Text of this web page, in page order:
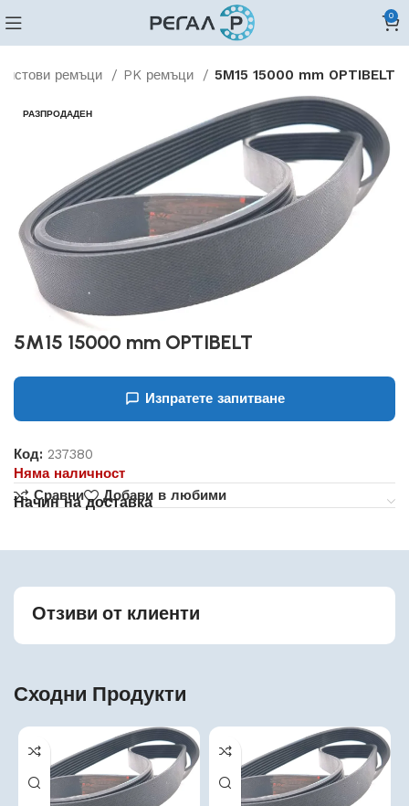
0
ремъци PK ремъци 5M15 15000 mm OPTIBELT
РАЗПРОДАДЕН
5M15 15000 mm OPTIBELT
Изпратете запитване
Код:237380
Няма наличност
Сравни
Добави в любими
Начин на доставка
Отзиви от клиенти
Сходни Продукти